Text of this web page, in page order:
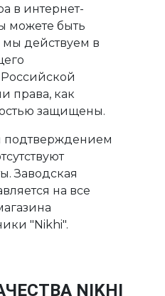
в интернет-
можете быть
мы действуем в
Российской
права, как
защищены.
подтверждением
Заводская
на все
"Nikhi".
NIKHI